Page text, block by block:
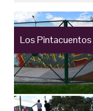
Los Pintacuentos